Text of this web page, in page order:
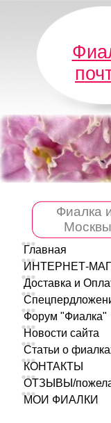
Фиалка
Москвы
Главная
ИНТЕРНЕТ-
Доставка и
Форум "Фиалка"
Новости сайта
Статьи о
КОНТАКТЫ
ОТЗЫВЫ/
МОИ ФИАЛКИ